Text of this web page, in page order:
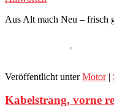
Aus Alt mach Neu – frisch
Veröffentlicht unter Motor |
Kabelstrang, vorne